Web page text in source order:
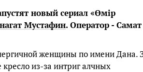
новый сериал «Өмір
Мустафин. Оператор - Самат
женщины по имени Дана.
из-за интриг алчных